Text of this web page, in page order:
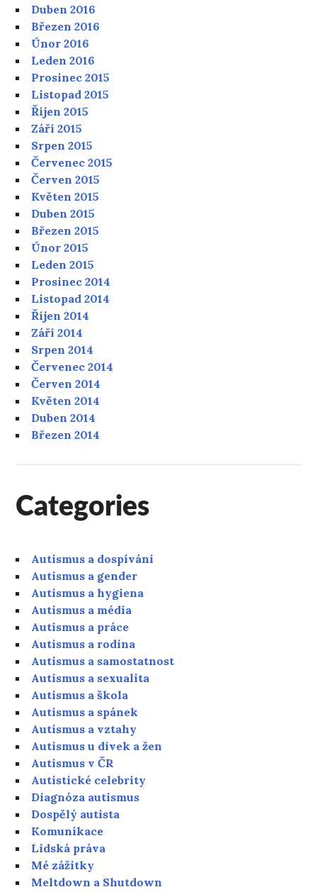
Duben 2016
Březen 2016
Únor 2016
Leden 2016
Prosinec 2015
Listopad 2015
Říjen 2015
Září 2015
Srpen 2015
Červenec 2015
Červen 2015
Květen 2015
Duben 2015
Březen 2015
Únor 2015
Leden 2015
Prosinec 2014
Listopad 2014
Říjen 2014
Září 2014
Srpen 2014
Červenec 2014
Červen 2014
Květen 2014
Duben 2014
Březen 2014
Categories
Autismus a dospívání
Autismus a gender
Autismus a hygiena
Autismus a média
Autismus a práce
Autismus a rodina
Autismus a samostatnost
Autismus a sexualita
Autismus a škola
Autismus a spánek
Autismus a vztahy
Autismus u dívek a žen
Autismus v ČR
Autistické celebrity
Diagnóza autismus
Dospělý autista
Komunikace
Lidská práva
Mé zážitky
Meltdown a Shutdown